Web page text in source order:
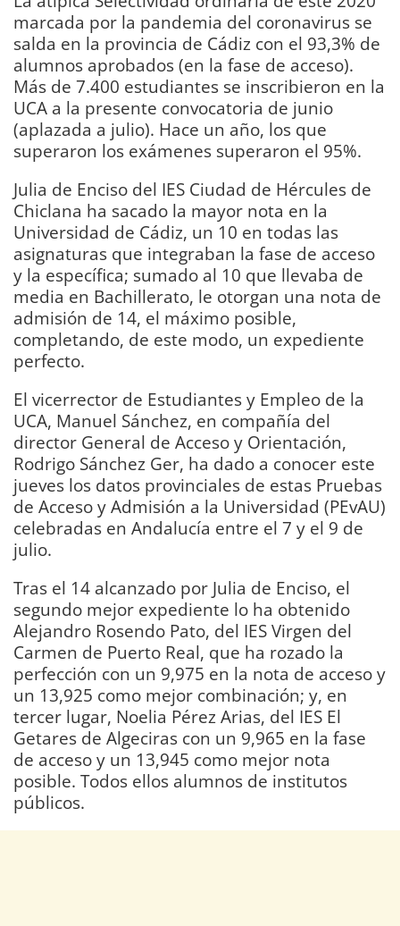
marcada por la pandemia del coronavirus se
salda en la provincia de Cádiz con el 93,3% de
alumnos aprobados (en la fase de acceso).
Más de 7.400 estudiantes se inscribieron en la
UCA a la presente convocatoria de junio
(aplazada a julio). Hace un año, los que
superaron los exámenes superaron el 95%.
Julia de Enciso del IES Ciudad de Hércules de
Chiclana ha sacado la mayor nota en la
Universidad de Cádiz, un 10 en todas las
asignaturas que integraban la fase de acceso
y la específica; sumado al 10 que llevaba de
media en Bachillerato, le otorgan una nota de
admisión de 14, el máximo posible,
completando, de este modo, un expediente
perfecto.
El vicerrector de Estudiantes y Empleo de la
UCA, Manuel Sánchez, en compañía del
director General de Acceso y Orientación,
Rodrigo Sánchez Ger, ha dado a conocer este
jueves los datos provinciales de estas Pruebas
de Acceso y Admisión a la Universidad (PEvAU)
celebradas en Andalucía entre el 7 y el 9 de
julio.
Tras el 14 alcanzado por Julia de Enciso, el
segundo mejor expediente lo ha obtenido
Alejandro Rosendo Pato, del IES Virgen del
Carmen de Puerto Real, que ha rozado la
perfección con un 9,975 en la nota de acceso y
un 13,925 como mejor combinación; y, en
tercer lugar, Noelia Pérez Arias, del IES El
Getares de Algeciras con un 9,965 en la fase
de acceso y un 13,945 como mejor nota
posible. Todos ellos alumnos de institutos
públicos.